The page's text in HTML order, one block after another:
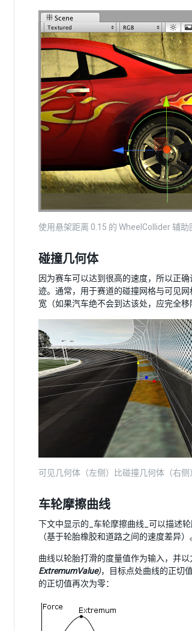
使用悬架距离 0.15 的 WheelCollider 辅
碰撞几何体
因为赛车可以达到很高的速度，所以正
迹。通常，用于赛道的碰撞网格与可见
宽（如果汽车绝不会到达该处，应完全移
可见几何体（左侧）比碰撞几何体（右侧
车轮摩擦曲线
下文中显示的_车轮摩擦曲线_可以描述
（基于轮胎橡胶和道路之间的速度差异
曲线以轮胎打滑的度量值作为输入，并
ExtremumValue)，目标点处曲线的正切
的正切值再次为零：